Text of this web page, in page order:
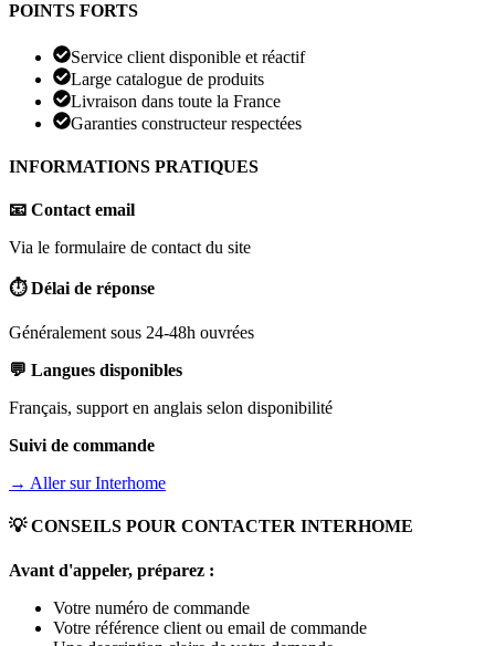
POINTS FORTS
Service client disponible et réactif
Large catalogue de produits
Livraison dans toute la France
Garanties constructeur respectées
INFORMATIONS PRATIQUES
📧 Contact email
Via le formulaire de contact du site
⏱️ Délai de réponse
Généralement sous 24-48h ouvrées
💬 Langues disponibles
Français, support en anglais selon disponibilité
Suivi de commande
→ Aller surInterhome
💡 CONSEILS POUR CONTACTER INTERHOME
Avant d'appeler, préparez :
Votre numéro de commande
Votre référence client ou email de commande